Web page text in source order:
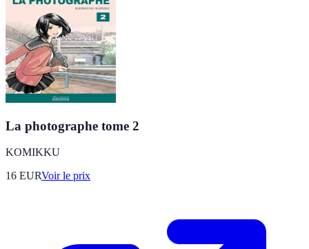
La photographe tome 2
KOMIKKU
16 EURVoir le prix